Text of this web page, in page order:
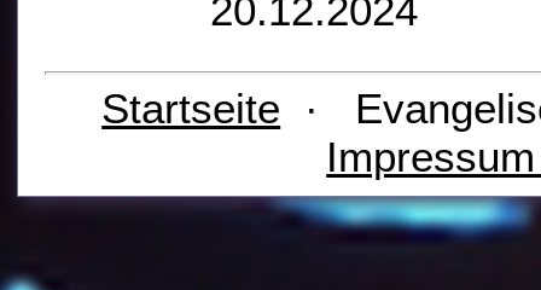
20.12.2024
Startseite ·